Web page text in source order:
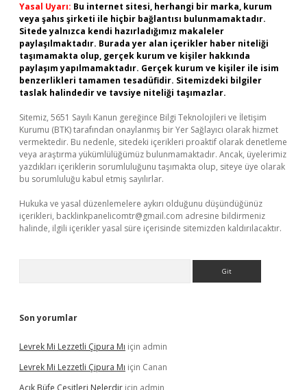
Yasal Uyarı: Bu internet sitesi, herhangi bir marka, kurum
veya şahıs şirketi ile hiçbir bağlantısı bulunmamaktadır.
Sitede yalnızca kendi hazırladığımız makaleler
paylaşılmaktadır. Burada yer alan içerikler haber niteliği
taşımamakta olup, gerçek kurum ve kişiler hakkında
paylaşım yapılmamaktadır. Gerçek kurum ve kişiler ile isim
benzerlikleri tamamen tesadüfidir. Sitemizdeki bilgiler
taslak halindedir ve tavsiye niteliği taşımazlar.
Sitemiz, 5651 Sayılı Kanun gereğince Bilgi Teknolojileri ve İletişim
Kurumu (BTK) tarafından onaylanmış bir Yer Sağlayıcı olarak hizmet
vermektedir. Bu nedenle, sitedeki içerikleri proaktif olarak denetleme
veya araştırma yükümlülüğümüz bulunmamaktadır. Ancak, üyelerimiz
yazdıkları içeriklerin sorumluluğunu taşımakta olup, siteye üye olarak
bu sorumluluğu kabul etmiş sayılırlar.
Hukuka ve yasal düzenlemelere aykırı olduğunu düşündüğünüz
içerikleri, backlinkpanelicomtr@gmail.com adresine bildirmeniz
halinde, ilgili içerikler yasal süre içerisinde sitemizden kaldırılacaktır.
Son yorumlar
Levrek Mi Lezzetli Çipura Mı için admin
Levrek Mi Lezzetli Çipura Mı için Canan
Açık Büfe Çeşitleri Nelerdir için admin